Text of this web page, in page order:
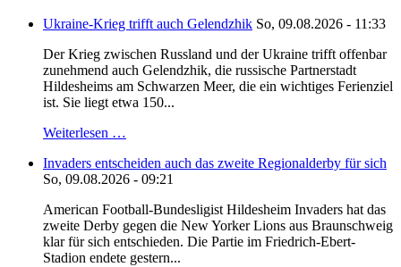
Ukraine-Krieg trifft auch Gelendzhik So, 09.08.2026 - 11:33
Der Krieg zwischen Russland und der Ukraine trifft offenbar
zunehmend auch Gelendzhik, die russische Partnerstadt
Hildesheims am Schwarzen Meer, die ein wichtiges Ferienziel
ist. Sie liegt etwa 150...
Weiterlesen …
Invaders entscheiden auch das zweite Regionalderby für sich
So, 09.08.2026 - 09:21
American Football-Bundesligist Hildesheim Invaders hat das
zweite Derby gegen die New Yorker Lions aus Braunschweig
klar für sich entschieden. Die Partie im Friedrich-Ebert-
Stadion endete gestern...